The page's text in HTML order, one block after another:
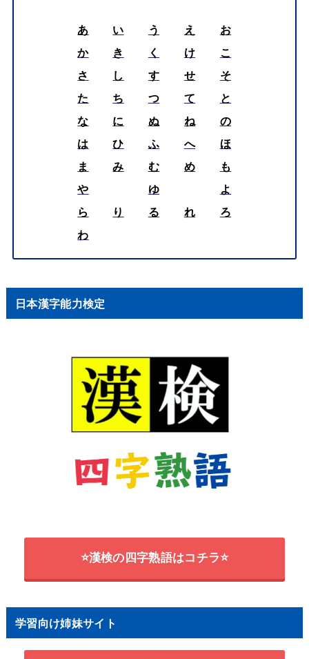
あ い う え
お
か
き く け
こ
さ
し す せ
そ
た
ち つ て
と
な
に ぬ ね
の
は
ひ ふ へ
ほ
ま
み む め
も
や
ゆ
よ
ら
り る れ
ろ
わ
日本漢字能力検定
⭐漢検の四字熟語はコチラ⭐
学習向け姉妹サイト